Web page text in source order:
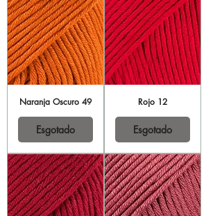
Naranja Oscuro 49
Esgotado
Rojo 12
Esgotado